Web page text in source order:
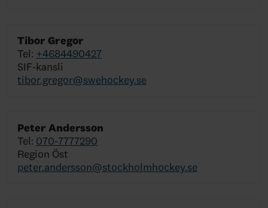
Tibor Gregor
Tel: +4684490427
SIF-kansli
tibor.gregor@swehockey.se
Peter Andersson
Tel: 070-7777290
Region Öst
peter.andersson@stockholmhockey.se